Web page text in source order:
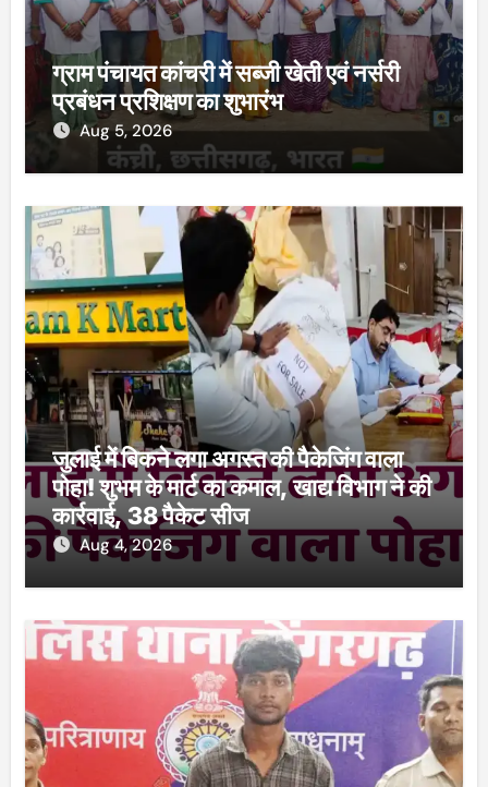
ग्राम पंचायत कांचरी में सब्जी खेती एवं नर्सरी
प्रबंधन प्रशिक्षण का शुभारंभ
Aug 5, 2026
जुलाई में बिकने लगा अगस्त की पैकेजिंग वाला
पोहा! शुभम के मार्ट का कमाल, खाद्य विभाग ने की
कार्रवाई, 38 पैकेट सीज
Aug 4, 2026